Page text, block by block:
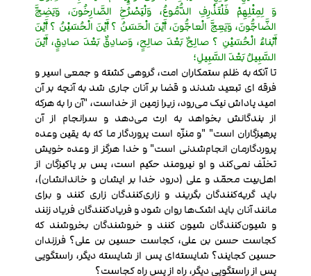
وَ لِمِثْلِهِمْ فَلْتَذْرِفِ الدُّمُوعُ، وَلْيَصْرُخِ الصَّارِخُونَ، وَيَضِجَّ
الضَّاجُّونَ، وَيَعِجَّ الْعاجُّونَ، أَيْنَ الْحَسَنُ ؟ أَيْنَ الْحُسَيْنُ ؟ أَيْنَ
أَبْناءُ الْحُسَيْنِ ؟ صالِحٌ بَعْدَ صالِحٍ، وَصادِقٌ بَعْدَ صادِقٍ، أَيْنَ
السَّبِيلُ بَعْدَ السَّبِيلِ؛
تا آنکه به ظلم ستمکاران امت، گروهی کشته و جمعی اسیر و
فرقه ای تبعید شدند و قضا بر آنان جاری شد به آنچه بر آن
امید پاداش نیک می‌رود، زیرا زمین از خداست، "آن را به هرکه
از بندگانش بخواهد به ارث می‌دهد و سرانجام از آن
پرهیزگاران است" "و منزّه است پروردگار ما که به یقین وعده
پروردگارمان انجام‌شدنی است" و خدا هرگز از وعده خویش
تخلّف نمی‌کند و او نیرومند حکیم است، پس بر پاکیزگان از
اهل‌بیت محمّد و علی (درود خدا بر ایشان و خاندانشان)،
باید گریه‌کنندگان بگریند و زاری‌کنندگان زاری کنند و برای
مانند آنان باید اشک‌ها روان شود و فریادکنندگان فریاد زنند
و شیون‌کنندگان شیون کنند و خروشندگان بخروشند که
کجاست حسن بن علی، کجاست حسین بن علی؟ فرزندان
حسین کجایند؟ شایسته‌ای پس از شایسته دیگر، راستگویی
پس از راستگویی دیگر، راه از پس راه کجاست؟